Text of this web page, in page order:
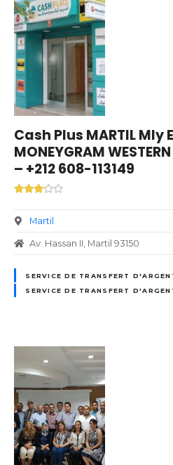
Cash Plus MARTIL Mly
MONEYGRAM
– +212 608-113149
Martil
Av. Hassan II, Martil 93150
SERVICE DE TRANSFERT
SERVICE DE TRANSFERT